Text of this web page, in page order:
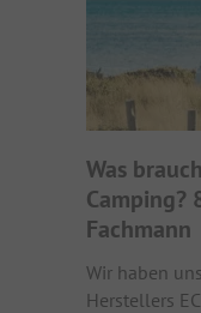
Was
Camping?
Fachmann
Wir haben
Herstellers